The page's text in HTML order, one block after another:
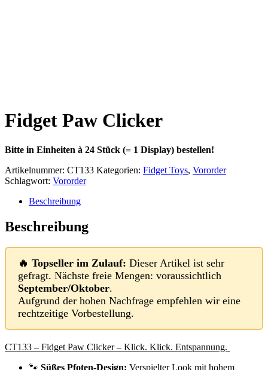
Fidget Paw Clicker
Bitte in Einheiten à 24 Stück (= 1 Display) bestellen!
Artikelnummer: CT133 Kategorien: Fidget Toys, Vororder
Schlagwort: Vororder
Beschreibung
Beschreibung
🔥 Topseller im Zulauf: Dieser Artikel ist sehr
gefragt. Nächste freie Mengen: voraussichtlich
September/Oktober.
Aufgrund der hohen Nachfrage empfehlen wir eine
rechtzeitige Vorbestellung.
CT133 – Fidget Paw Clicker – Klick. Klick. Entspannung.
🐾 Süßes Pfoten-Design: Verspielter Look mit hohem